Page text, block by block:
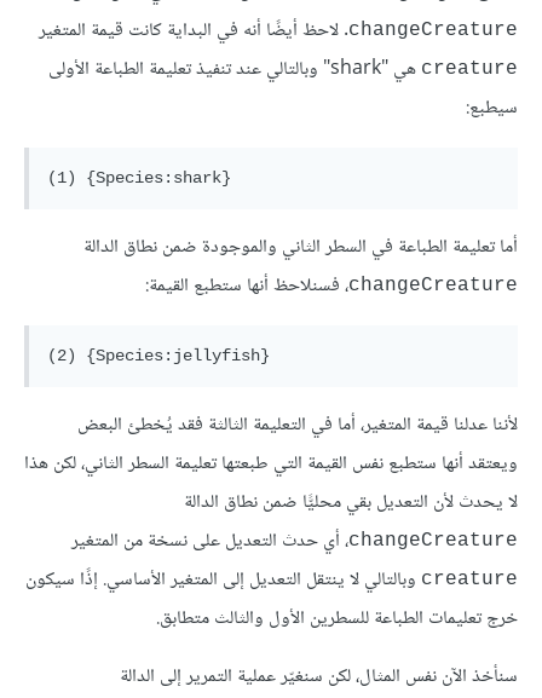
changeCreature. لاحظ أيضًا أنه في البداية كانت قيمة المتغير
creature
هي "shark" وبالتالي عند تنفيذ تعليمة الطباعة الأولى
سيطبع:
أما تعليمة الطباعة في السطر الثاني والموجودة ضمن نطاق الدالة
changeCreature، فسنلاحظ أنها ستطبع القيمة:
لأننا عدلنا قيمة المتغير، أما في التعليمة الثالثة فقد يُخطئ البعض
ويعتقد أنها ستطبع نفس القيمة التي طبعتها تعليمة السطر الثاني، لكن هذا
لا يحدث لأن التعديل بقي محليًّا ضمن نطاق الدالة
changeCreature، أي حدث التعديل على نسخة من المتغير
creature وبالتالي لا ينتقل التعديل إلى المتغير الأساسي. إذًا سيكون
خرج تعليمات الطباعة للسطرين الأول والثالث متطابق.
سنأخذ الآن نفس المثال، لكن سنغيّر عملية التمرير إلى الدالة